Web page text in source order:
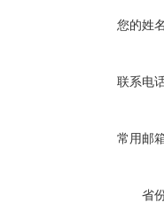
您的姓
联系电
常用邮
省